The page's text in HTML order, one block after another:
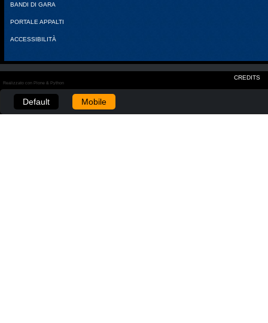
BANDI DI GARA
PORTALE APPALTI
ACCESSIBILITÀ
CREDITS
Realizzato con Plone & Python
Default Mobile